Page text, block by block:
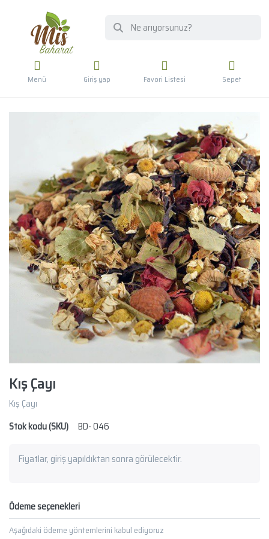
Menü Giriş yap Favori Listesi Sepet
Kış Çayı
Kış Çayı
Stok kodu (SKU)
BD- 046
Fiyatlar, giriş yapıldıktan sonra görülecektir.
Ödeme seçenekleri
Aşağıdaki ödeme yöntemlerini kabul ediyoruz